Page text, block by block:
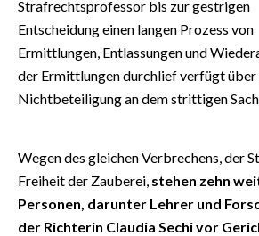
PUBBLICITÀ
SPIAGGE
Strafrechtsprofessor bis zur gestrigen
Entscheidung einen langen Prozess von
Ermittlungen, Entlassungen und
der Ermittlungen durchlief verfügt
Nichtbeteiligung an dem strittigen
Wegen des gleichen Verbrechens, der
Freiheit der Zauberei, stehen zehn
Personen, darunter Lehrer und
der Richterin Claudia Sechi vor